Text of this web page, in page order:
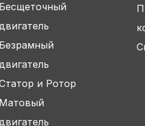
Бесщеточный
Безрамный
и Ротор
Матовый